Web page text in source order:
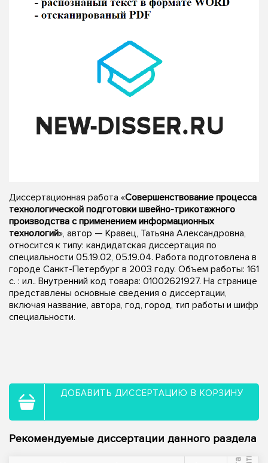
Диссертационная работа «Совершенствование процесса
технологической подготовки швейно-трикотажного
производства с применением информационных
технологий», автор — Кравец, Татьяна Александровна,
относится к типу: кандидатская диссертация по
специальности 05.19.02, 05.19.04. Работа подготовлена в
городе Санкт-Петербург в 2003 году. Объем работы: 161
с. : ил.. Внутренний код товара: 01002621927. На странице
представлены основные сведения о диссертации,
включая название, автора, год, город, тип работы и шифр
специальности.
ДОБАВИТЬ ДИССЕРТАЦИЮ В КОРЗИНУ
Рекомендуемые диссертации данного раздела